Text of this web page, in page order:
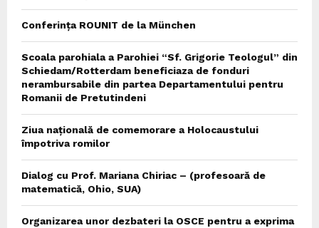
Conferința ROUNIT de la München
Scoala parohiala a Parohiei “Sf. Grigorie Teologul” din
Schiedam/Rotterdam beneficiaza de fonduri
nerambursabile din partea Departamentului pentru
Romanii de Pretutindeni
Ziua națională de comemorare a Holocaustului
împotriva romilor
Dialog cu Prof. Mariana Chiriac – (profesoară de
matematică, Ohio, SUA)
Organizarea unor dezbateri la OSCE pentru a exprima